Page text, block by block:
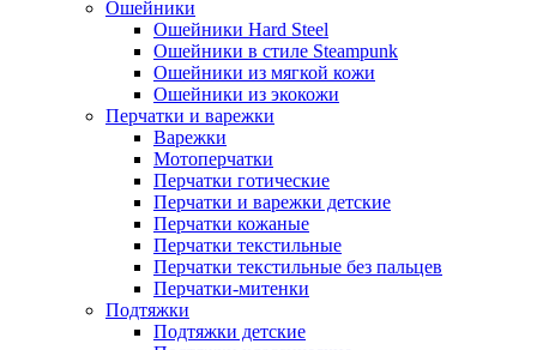
Ошейники
Ошейники Hard Steel
Ошейники в стиле Steampunk
Ошейники из мягкой кожи
Ошейники из экокожи
Перчатки и варежки
Варежки
Мотоперчатки
Перчатки готические
Перчатки и варежки детские
Перчатки кожаные
Перчатки текстильные
Перчатки текстильные без пальцев
Перчатки-митенки
Подтяжки
Подтяжки детские